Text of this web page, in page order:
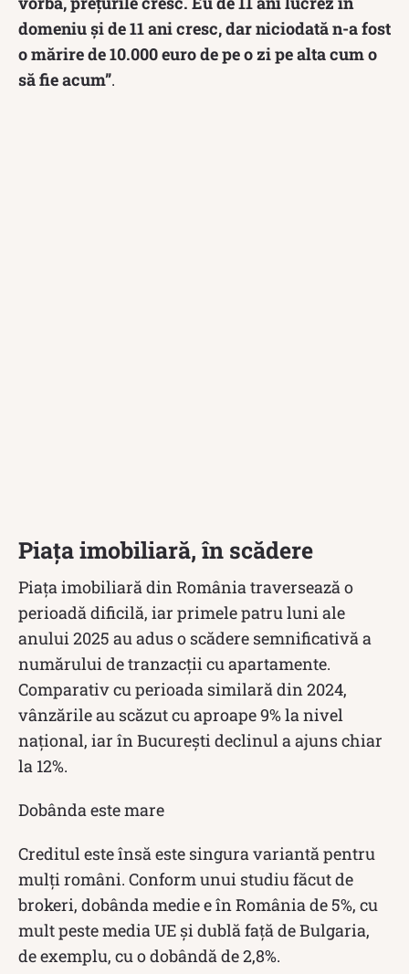
domeniu și de 11 ani cresc, dar niciodată n-a fost
o mărire de 10.000 euro de pe o zi pe alta cum o
să fie acum”.
Piața imobiliară, în scădere
Piața imobiliară din România traversează o
perioadă dificilă, iar primele patru luni ale
anului 2025 au adus o scădere semnificativă a
numărului de tranzacții cu apartamente.
Comparativ cu perioada similară din 2024,
vânzările au scăzut cu aproape 9% la nivel
național, iar în București declinul a ajuns chiar
la 12%.
Dobânda este mare
Creditul este însă este singura variantă pentru
mulţi români. Conform unui studiu făcut de
brokeri, dobânda medie e în România de 5%, cu
mult peste media UE și dublă față de Bulgaria,
de exemplu, cu o dobândă de 2,8%.